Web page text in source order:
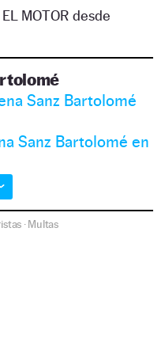
MOTOR desde
Sanz Bartolomé
Sanz Bartolomé en
·Multas